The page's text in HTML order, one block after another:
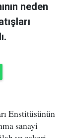
neden
Enstitüsünün
sanayi